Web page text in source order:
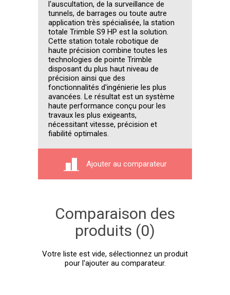
l'auscultation, de la surveillance de
tunnels, de barrages ou toute autre
application très spécialisée, la station
totale Trimble S9 HP est la solution.
Cette station totale robotique de
haute précision combine toutes les
technologies de pointe Trimble
disposant du plus haut niveau de
précision ainsi que des
fonctionnalités d'ingénierie les plus
avancées. Le résultat est un système
haute performance conçu pour les
travaux les plus exigeants,
nécessitant vitesse, précision et
fiabilité optimales.
Ajouter au comparateur
Comparaison des
produits (0)
Votre liste est vide, sélectionnez un produit
pour l'ajouter au comparateur.